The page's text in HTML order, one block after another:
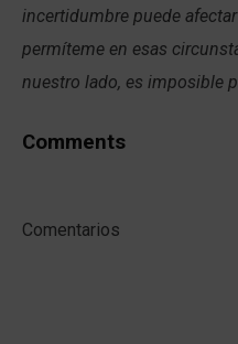
incertidumbre puede
permíteme en esas
nuestro lado, es imposible
Comments
Comentarios